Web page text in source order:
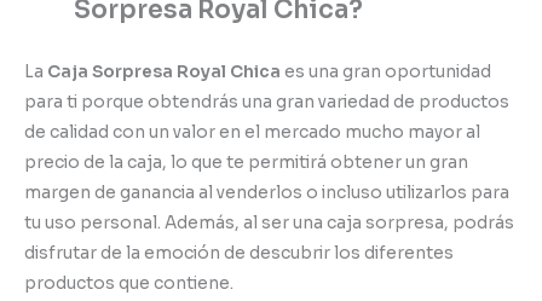
Sorpresa Royal Chica?
La Caja Sorpresa Royal Chica es una gran oportunidad
para ti porque obtendrás una gran variedad de productos
de calidad con un valor en el mercado mucho mayor al
precio de la caja, lo que te permitirá obtener un gran
margen de ganancia al venderlos o incluso utilizarlos para
tu uso personal. Además, al ser una caja sorpresa, podrás
disfrutar de la emoción de descubrir los diferentes
productos que contiene.